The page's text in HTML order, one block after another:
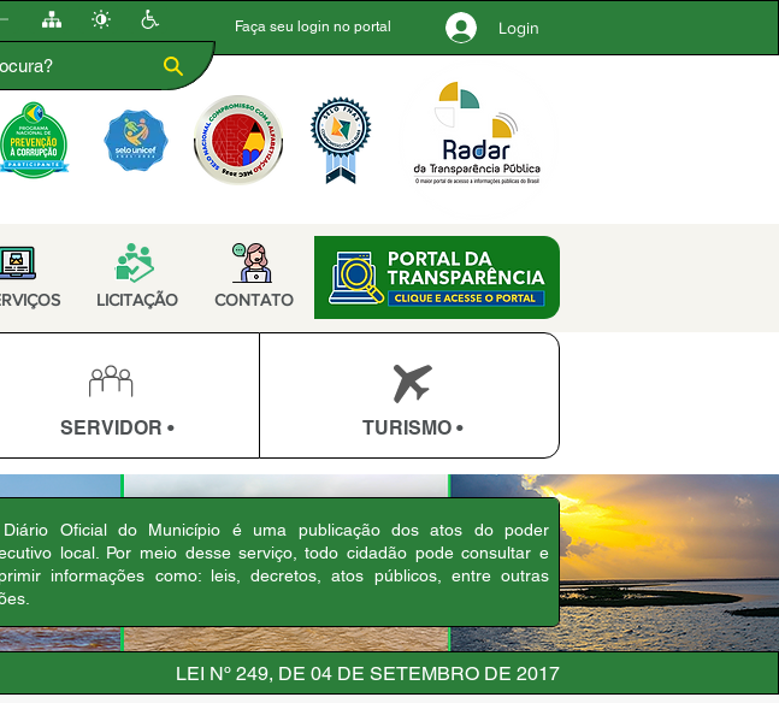
Faça seu login no portal Login
LICITAÇÃO CONTATO
SERVIDOR • TURISMO •
Oficial do Município é uma publicação dos atos do poder
local. Por meio desse serviço, todo cidadão pode consultar e
informações como: leis, decretos, atos públicos, entre outras
LEI Nº 249, DE 04 DE SETEMBRO DE 2017